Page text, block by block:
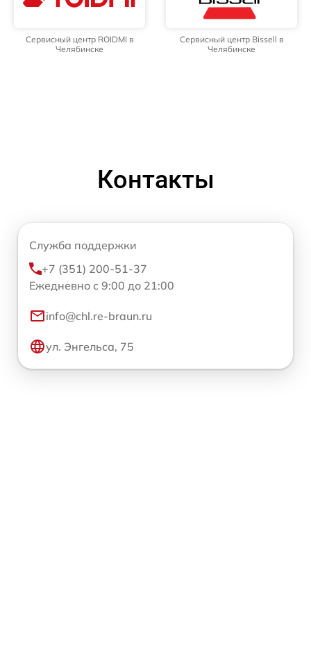
Сервисный центр ROIDMI в
Челябинске
Сервисный центр Bissell в
Челябинске
Контакты
Служба поддержки
+7 (351) 200-51-37
Ежедневно с 9:00 до 21:00
info@chl.re-braun.ru
ул. Энгельса, 75